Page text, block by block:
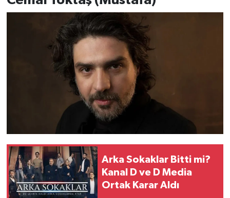
Arka Sokaklar Bitti mi?
Kanal D ve D Media
Ortak Karar Aldı